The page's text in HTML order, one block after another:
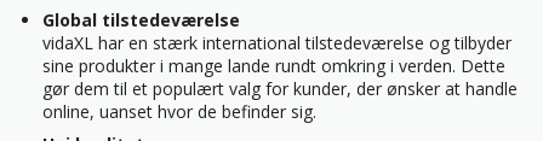
Global tilstedeværelse
vidaXL har en stærk international tilstedeværelse og tilbyder
sine produkter i mange lande rundt omkring i verden. Dette
gør dem til et populært valg for kunder, der ønsker at handle
online, uanset hvor de befinder sig.